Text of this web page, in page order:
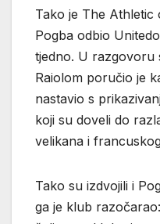
Tako je The
Pogba odbio
tjedno. U razgovoru
Raiolom poručio je
nastavio s
koji su doveli do
velikana i
Tako su izdvojili i
ga je klub